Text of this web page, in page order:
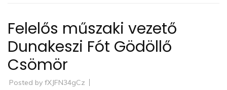
Felelős műszaki vezető
Dunakeszi Fót Gödöllő
Csömör
Posted by fXJFN34gCz